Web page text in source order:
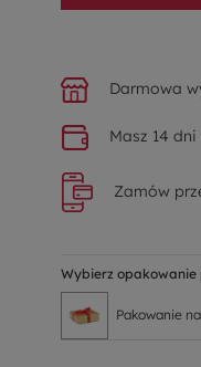
Darmowa
Masz 14
Zamów
Wybierz opakowanie
Pakowanie